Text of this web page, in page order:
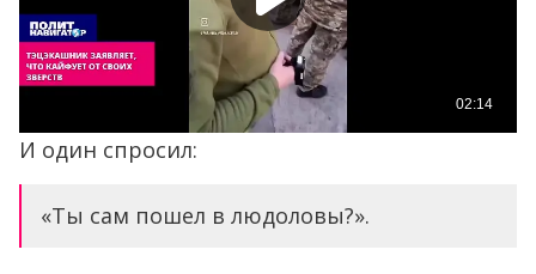
И один спросил:
«Ты сам пошел в людоловы?».